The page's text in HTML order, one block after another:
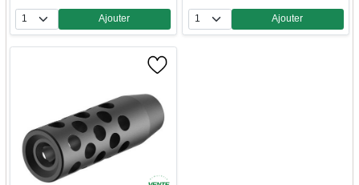
Quantité
Ajouter
Quantité
Ajouter